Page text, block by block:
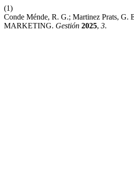
(1)
Conde Ménde, R. G.; Martinez Prats,
MARKETING. Gestión 2025, 3.